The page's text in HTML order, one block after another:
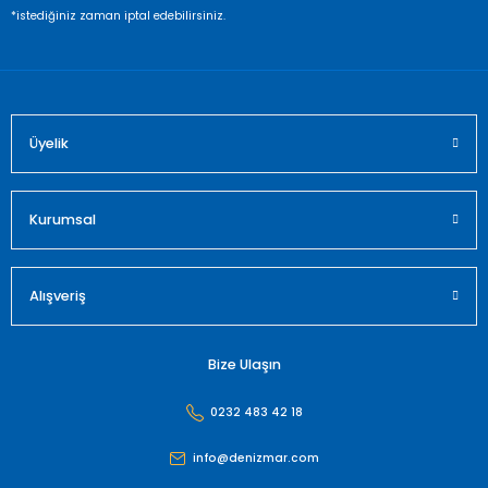
Ürün fiyatı diğer sitelerden daha pahalı.
*istediğiniz zaman iptal edebilirsiniz.
Üyelik
Kurumsal
Alışveriş
Bize Ulaşın
0232 483 42 18
info@denizmar.com